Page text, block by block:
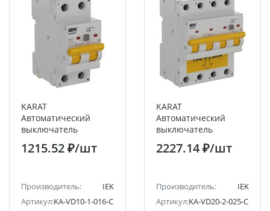
KARAT
Автоматический
выключатель
дифференциального
тока АВДТ32 C16 10мА
1215.52 ₽/шт
Производитель:
IEK
Артикул:KA-VD10-1-016-C-010-AC-1
KARAT
Автоматический
выключатель
дифференциального
тока АВДТ34 C25 30мА
2227.14 ₽/шт
Производитель:
IEK
Артикул:KA-VD20-2-025-C-030-